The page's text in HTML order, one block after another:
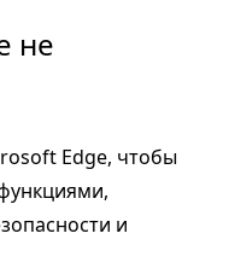
не
Edge, чтобы
и